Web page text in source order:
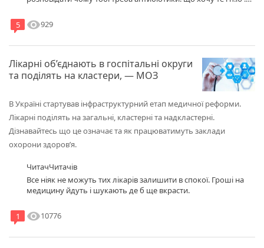
стресами організм слабне і люди постійно хворіють. а ще
умови на роботах, немає опалення купа де. цим ніхїто не
5 visibility929
Лікарні об’єднають в госпітальні округи
та поділять на кластери, — МОЗ
В Україні стартував інфраструктурний етап медичної реформи.
Лікарні поділять на загальні, кластерні та надкластерні.
Дізнавайтесь що це означає та як працюватимуть заклади
охорони здоров’я.
ЧитачЧитачів
Все ніяк не можуть тих лікарів залишити в спокої. Гроші на
медицину йдуть і шукають де б ще вкрасти.
1 visibility10776